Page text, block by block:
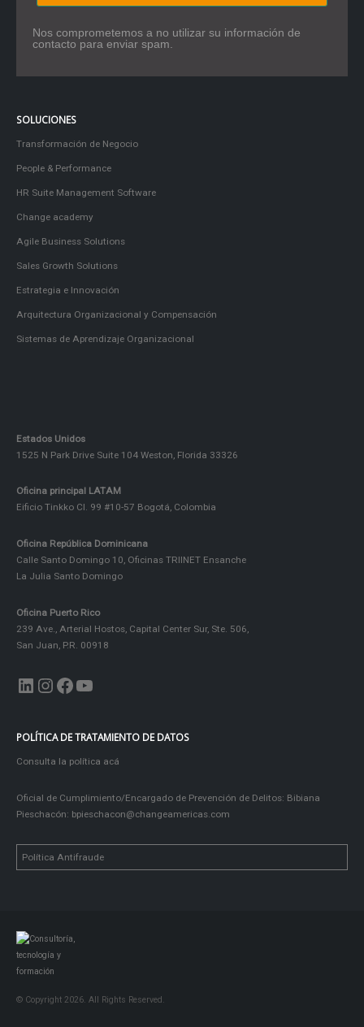
Nos comprometemos a no utilizar su información de
contacto para enviar spam.
SOLUCIONES
Transformación de Negocio
People & Performance
HR Suite Management Software
Change academy
Agile Business Solutions
Sales Growth Solutions
Estrategia e Innovación
Arquitectura Organizacional y Compensación
Sistemas de Aprendizaje Organizacional
Estados Unidos
1525 N Park Drive Suite 104 Weston, Florida 33326
Oficina principal LATAM
Eificio Tinkko Cl. 99 #10-57 Bogotá, Colombia
Oficina República Dominicana
Calle Santo Domingo 10, Oficinas TRIINET Ensanche
La Julia Santo Domingo
Oficina Puerto Rico
239 Ave., Arterial Hostos, Capital Center Sur, Ste. 506,
San Juan, P.R. 00918
LinkedIn InstagramFacebook YouTube
POLÍTICA DE TRATAMIENTO DE DATOS
Consulta la política acá
Oficial de Cumplimiento/Encargado de Prevención de Delitos: Bibiana
Pieschacón: bpieschacon@changeamericas.com
Política Antifraude
© Copyright 2026. All Rights Reserved.